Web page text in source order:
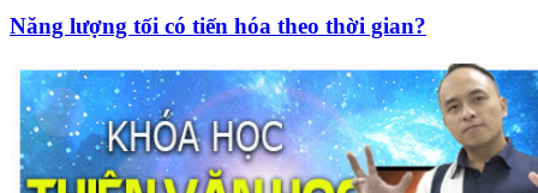
Năng lượng tối có tiến hóa theo thời gian?